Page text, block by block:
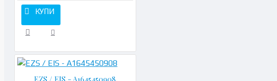
КУПИ
EZS / EIS - A1645450908